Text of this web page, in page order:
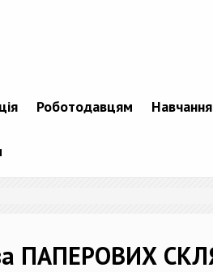
Роботодавцям Навчання
ПАПЕРОВИХ